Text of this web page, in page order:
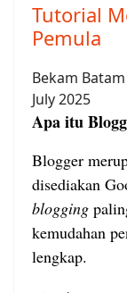
Tutorial
Pemula
Bekam
July 2025
Apa itu
Blogger
disediakan
blogging
kemudahan
lengkap.